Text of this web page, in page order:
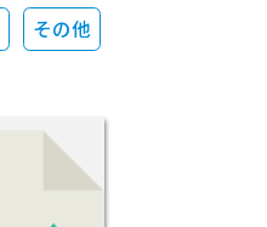
その他